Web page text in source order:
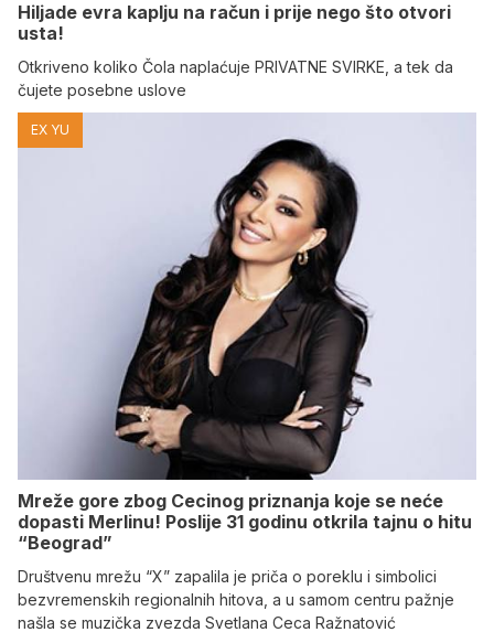
Hiljade evra kaplju na račun i prije nego što otvori
usta!
Otkriveno koliko Čola naplaćuje PRIVATNE SVIRKE, a tek da
čujete posebne uslove
EX YU
Mreže gore zbog Cecinog priznanja koje se neće
dopasti Merlinu! Poslije 31 godinu otkrila tajnu o hitu
“Beograd”
Društvenu mrežu “X” zapalila je priča o poreklu i simbolici
bezvremenskih regionalnih hitova, a u samom centru pažnje
našla se muzička zvezda Svetlana Ceca Ražnatović